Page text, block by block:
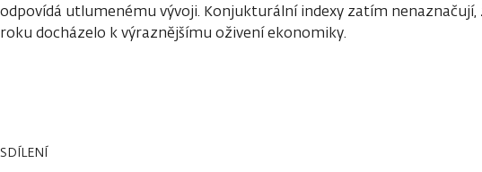
odpovídá utlumenému vývoji. Konjukturální indexy zatím nenaznačují,
roku docházelo k výraznějšímu oživení ekonomiky.
SDÍLENÍ